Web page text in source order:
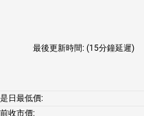
最後更新時間: (15分鐘延遲)
是日最低價:
前收市價: